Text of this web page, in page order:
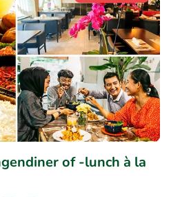
of -lunch à la